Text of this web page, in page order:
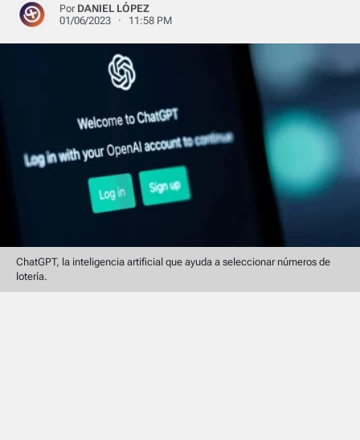
Por DANIEL LÓPEZ
01/06/2023 · 11:58 PM
ChatGPT, la inteligencia artificial que ayuda a seleccionar números de
lotería.